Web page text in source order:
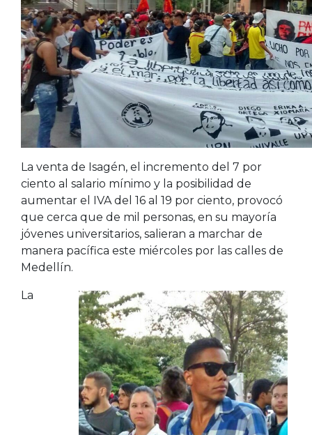
La venta de Isagén, el incremento del 7 por
ciento al salario mínimo y la posibilidad de
aumentar el IVA del 16 al 19 por ciento, provocó
que cerca que de mil personas, en su mayoría
jóvenes universitarios, salieran a marchar de
manera pacífica este miércoles por las calles de
Medellín.
La